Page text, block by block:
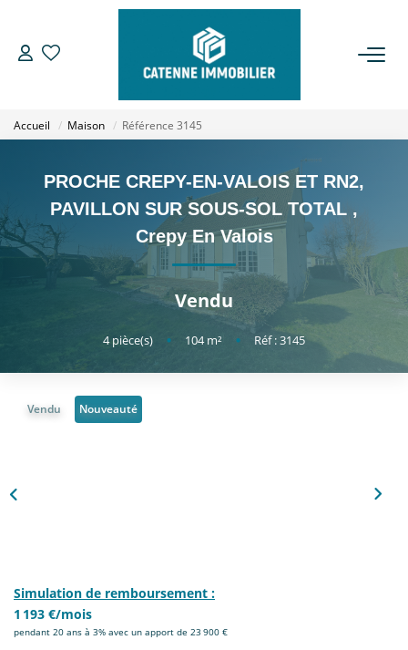
LOUER
ESTIMER
GESTION
NOTRE AGENCE
Accueil Maison Référence 3145
PROCHE CREPY-EN-VALOIS ET RN2,
PAVILLON SUR SOUS-SOL TOTAL ,
Crepy En Valois
Vendu
4pièce(s) • 104m² • Réf : 3145
Vendu Nouveauté
Simulation de remboursement :
1 193 €/mois
pendant 20 ans à 3% avec un apport de 23 900 €